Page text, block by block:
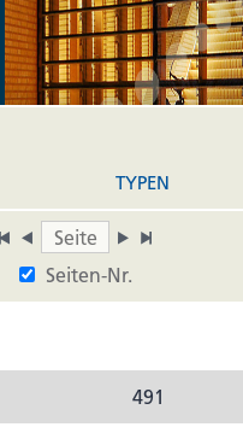
TYPEN
Seiten-Nr.
491